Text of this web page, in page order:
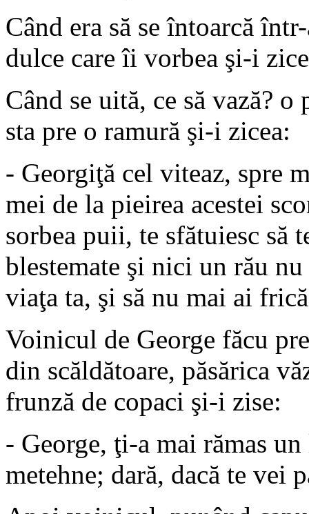
Când era să se întoarcă
dulce care îi vorbea şi-i
Când se uită, ce să vază?
sta pre o ramură şi-i zicea:
- Georgiţă cel viteaz, spre
mei de la pieirea acestei
sorbea puii, te sfătuiesc să
blestemate şi nici un rău
viaţa ta, şi să nu mai ai
Voinicul de George făcu
din scăldătoare, păsărica
frunză de copaci şi-i zise:
- George, ţi-a mai rămas
metehne; dară, dacă te vei